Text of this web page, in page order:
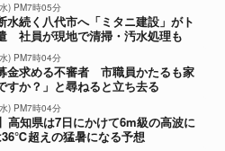
) PM7時05分
水続く八代市へ「ミタニ建設」がト
社員が現地で清掃・汚水処理も
) PM7時04分
金求める不審者 市職員かたるも家
すか？」と尋ねると立ち去る
) PM7時04分
高知県は7日にかけて6m級の高波に
超えの猛暑になる予想